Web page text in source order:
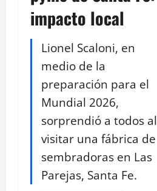
impacto local
Lionel Scaloni, en
medio de la
preparación para el
Mundial 2026,
sorprendió a todos al
visitar una fábrica de
sembradoras en Las
Parejas, Santa Fe.